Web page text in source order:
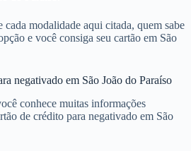
cada modalidade aqui citada, quem sabe
e você consiga seu cartão em São
negativado em São João do Paraíso
conhece muitas informações
de crédito para negativado em São